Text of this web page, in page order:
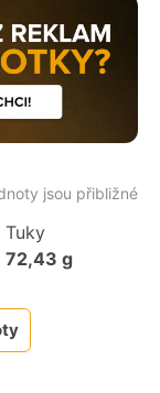
jsou přibližné
Tuky
72,43 g